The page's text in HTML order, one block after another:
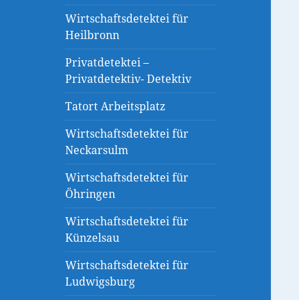
Wirtschaftsdetektei für
Heilbronn
Privatdetektei –
Privatdetektiv- Detektiv
Tatort Arbeitsplatz
Wirtschaftsdetektei für
Neckarsulm
Wirtschaftsdetektei für
Öhringen
Wirtschaftsdetektei für
Künzelsau
Wirtschaftsdetektei für
Ludwigsburg